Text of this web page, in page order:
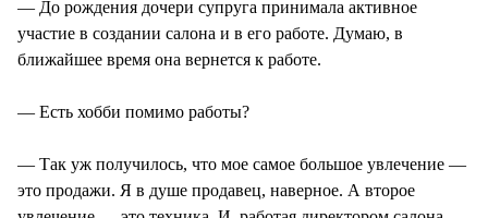
— До рождения дочери супруга принимала активное
участие в создании салона и в его работе. Думаю, в
ближайшее время она вернется к работе.
— Есть хобби помимо работы?
— Так уж получилось, что мое самое большое увлечение —
это продажи. Я в душе продавец, наверное. А второе